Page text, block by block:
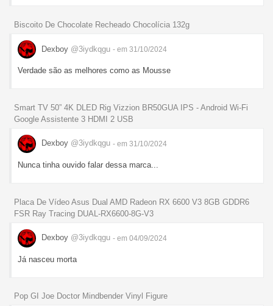
Biscoito De Chocolate Recheado Chocolícia 132g
Dexboy @3iydkqgu - em 31/10/2024
Verdade são as melhores como as Mousse
Smart TV 50” 4K DLED Rig Vizzion BR50GUA IPS - Android Wi-Fi
Google Assistente 3 HDMI 2 USB
Dexboy @3iydkqgu - em 31/10/2024
Nunca tinha ouvido falar dessa marca...
Placa De Vídeo Asus Dual AMD Radeon RX 6600 V3 8GB GDDR6
FSR Ray Tracing DUAL-RX6600-8G-V3
Dexboy @3iydkqgu - em 04/09/2024
Já nasceu morta
Pop GI Joe Doctor Mindbender Vinyl Figure